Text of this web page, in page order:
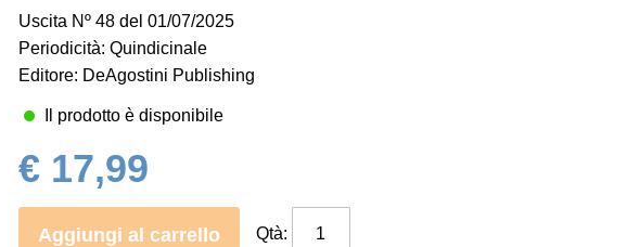
Uscita Nº 48 del 01/07/2025
Periodicità: Quindicinale
Editore: DeAgostini Publishing
Il prodotto è disponibile
€ 17,99
Aggiungi al carrello Qtà: